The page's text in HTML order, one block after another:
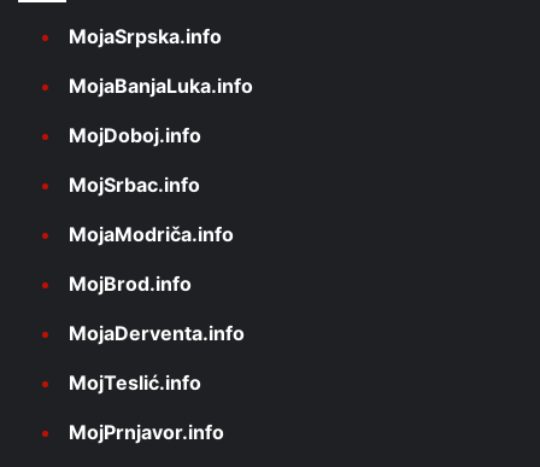
MojaSrpska.info
MojaBanjaLuka.info
MojDoboj.info
MojSrbac.info
MojaModriča.info
MojBrod.info
MojaDerventa.info
MojTeslić.info
MojPrnjavor.info